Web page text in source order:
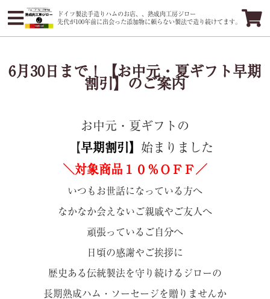
ドイツ製法手造りハムのお店、、熟成肉工房ジロー
先代が100年前に出会った添加物に頼らない製法で造り続けてます。
6月30日まで！【お中元・夏ギフト早期
割引】のご案内
お中元・夏ギフトの
【早期割引】 始まりました
＼対象商品１０％ＯＦＦ／
いつもお世話になっている方へ
なかなか会えないご親戚やご友人へ
頑張っているご自分へ
日頃の感謝やご挨拶に
歴史ある伝統製法を守り続けるジローの
長期熟成ハム・ソーセージを贈りませんか